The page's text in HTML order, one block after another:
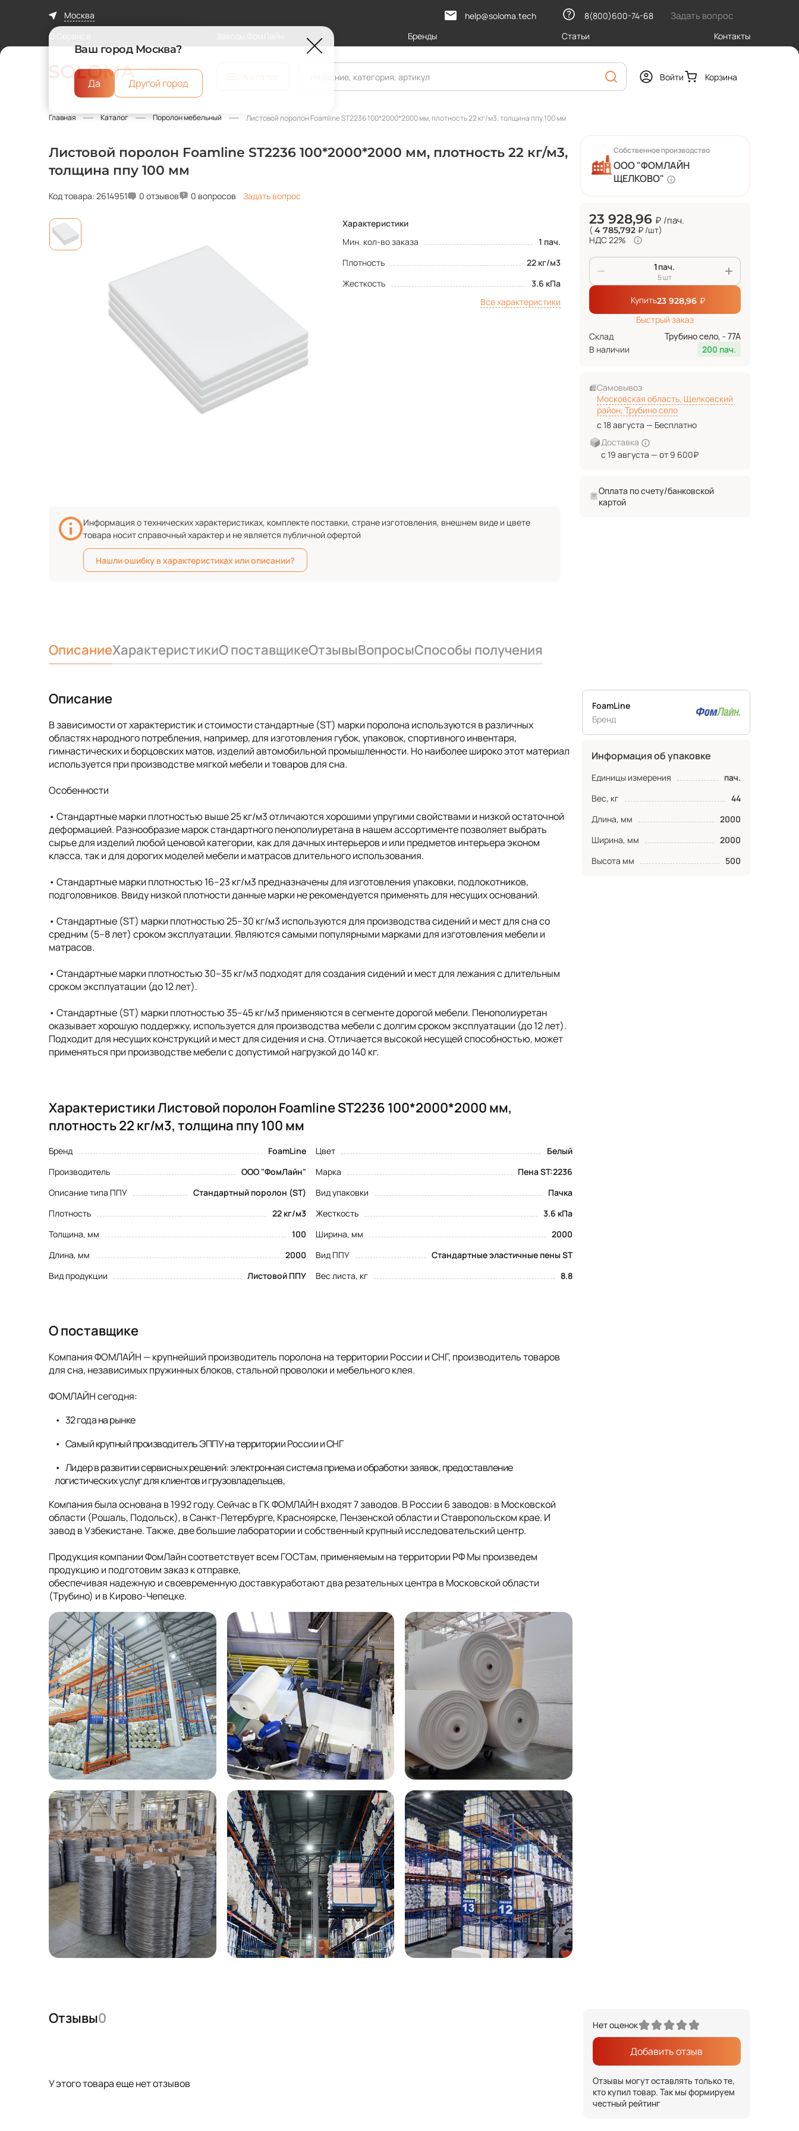
Москва help@soloma.tech 8(800)600-74-68 Задать вопрос
О Сервисе Бренды Статьи Контакты
Торговая
ФомЛайн
Войти Корзина
Главная Каталог Поролон мебельный Листовой поролон Foamline ST2236 100*2000*2000 мм, плотность 22 кг/м3, толщина ппу 100 мм
Листовой поролон Foamline ST2236 100*2000*2000 мм, плотность 22 кг/м3,
толщина ппу 100 мм
Код товара: 2614951 0 отзывов 0 вопросов Задать вопрос
Характеристики
Мин. кол-во заказа
1 пач.
Плотность
22 кг/м3
Жесткость
3.6 кПа
Все характеристики
Собственное производство
ООО "ФОМЛАЙН
ЩЕЛКОВО"
23 928,96 ₽ /пач.
( 4 785,792 ₽ /шт)
НДС 22%
пач.
5 шт
Купить23 928,96 ₽
Быстрый заказ
Склад
Трубино село, - 77А
В наличии
200 пач.
Самовывоз
Московская область, Щелковский
район, Трубино село
с 18 августа — Бесплатно
Доставка
с 19 августа — от 9 600₽
Оплата по счету/банковской
картой
Информация о технических характеристиках, комплекте поставки, стране изготовления, внешнем виде и цвете
товара носит справочный характер и не является публичной офертой
Нашли ошибку в характеристиках или описании?
ОписаниеХарактеристикиО поставщикеОтзывыВопросыСпособы получения
Описание
В зависимости от характеристик и стоимости стандартные (ST) марки поролона используются в различных
областях народного потребления, например, для изготовления губок, упаковок, спортивного инвентаря,
гимнастических и борцовских матов, изделий автомобильной промышленности. Но наиболее широко этот материал
используется при производстве мягкой мебели и товаров для сна.
Особенности
• Cтандартные марки плотностью выше 25 кг/м3 отличаются хорошими упругими свойствами и низкой остаточной
деформацией. Разнообразие марок стандартного пенополиуретана в нашем ассортименте позволяет выбрать
сырье для изделий любой ценовой категории, как для дачных интерьеров и или предметов интерьера эконом
класса, так и для дорогих моделей мебели и матрасов длительного использования.
• Cтандартные марки плотностью 16–23 кг/м3 предназначены для изготовления упаковки, подлокотников,
подголовников. Ввиду низкой плотности данные марки не рекомендуется применять для несущих оснований.
• Стандартные (ST) марки плотностью 25–30 кг/м3 используются для производства сидений и мест для сна со
средним (5–8 лет) сроком эксплуатации. Являются самыми популярными марками для изготовления мебели и
матрасов.
• Стандартные марки плотностью 30–35 кг/м3 подходят для создания сидений и мест для лежания с длительным
сроком эксплуатации (до 12 лет).
• Стандартные (ST) марки плотностью 35–45 кг/м3 применяются в сегменте дорогой мебели. Пенополиуретан
оказывает хорошую поддержку, используется для производства мебели с долгим сроком эксплуатации (до 12 лет).
Подходит для несущих конструкций и мест для сидения и сна. Отличается высокой несущей способностью, может
применяться при производстве мебели с допустимой нагрузкой до 140 кг.
Характеристики Листовой поролон Foamline ST2236 100*2000*2000 мм,
плотность 22 кг/м3, толщина ппу 100 мм
Бренд FoamLine Цвет
Белый
Производитель
ООО "ФомЛайн" Марка
Пена ST:2236
Описание типа ППУ
Стандартный поролон (ST) Вид упаковки
Пачка
Плотность
22 кг/м3 Жесткость
3.6 кПа
Толщина, мм
100 Ширина, мм
2000
Длина, мм
2000 Вид ППУ
Стандартные эластичные пены ST
Вид продукции
Листовой ППУ Вес листа, кг 8.8
О поставщике
Компания ФОМЛАЙН — крупнейший производитель поролона на территории России и СНГ, производитель товаров
для сна, независимых пружинных блоков, стальной проволоки и мебельного клея.
ФОМЛАЙН сегодня:
32 года на рынке
Самый крупный производитель ЭППУ на территории России и СНГ
Лидер в развитии сервисных решений: электронная система приема и обработки заявок, предоставление
логистических услуг для клиентов и грузовладельцев,
Компания была основана в 1992 году. Сейчас в ГК ФОМЛАЙН входят 7 заводов. В России 6 заводов: в Московской
области (Рошаль, Подольск), в Санкт-Петербурге, Красноярске, Пензенской области и Ставропольском крае. И
завод в Узбекистане. Также, две большие лаборатории и собственный крупный исследовательский центр.
Продукция компании ФомЛайн соответствует всем ГОСТам, применяемым на территории РФ Мы произведем
продукцию и подготовим заказ к отправке,
обеспечивая надежную и своевременную доставкуработают два резательных центра в Московской области
(Трубино) и в Кирово-Чепецке.
FoamLine
Бренд
Информация об упаковке
Единицы измерения
пач.
Вес, кг
44
Длина, мм
2000
Ширина, мм
2000
Высота мм
500
Отзывы0
У этого товара еще нет отзывов
Нет оценок
Добавить отзыв
Отзывы могут оставлять только те,
кто купил товар. Так мы формируем
честный рейтинг
Ваш город Москва?
Да Другой город